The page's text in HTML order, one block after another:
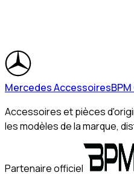
Mercedes Accessoires
Accessoires et pièces
les modèles de la marque,
Partenaire officiel